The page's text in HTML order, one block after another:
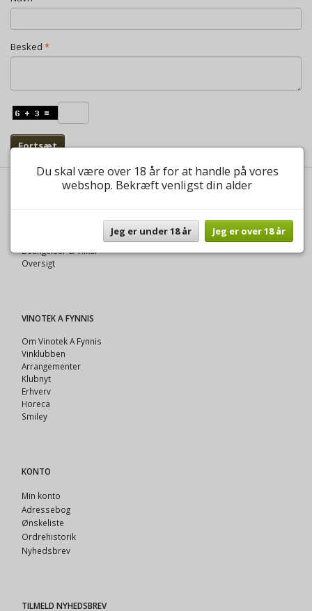
Besked
Fortsæt
INFORMATIONER
Fortrolighed
Betingelser & Vilkår
Oversigt
VINOTEK A FYNNIS
Om Vinotek A Fynnis
Vinklubben
Arrangementer
Klubnyt
Erhverv
Horeca
Smiley
KONTO
Min konto
Adressebog
Ønskeliste
Ordrehistorik
Nyhedsbrev
TILMELD NYHEDSBREV
Du skal være over 18 år for at handle på vores
webshop. Bekræft venligst din alder
Jeg er under 18 år Jeg er over 18 år